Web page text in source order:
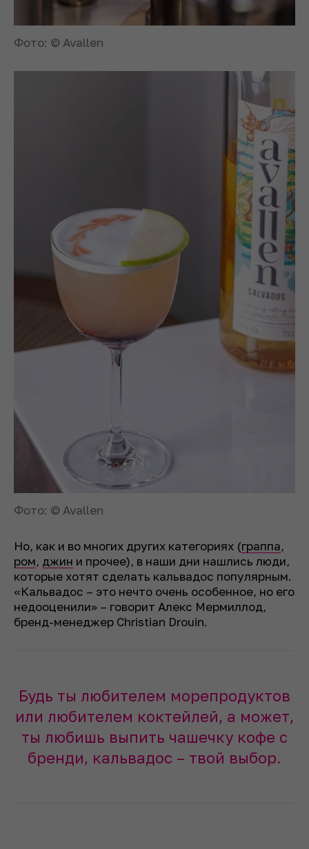
Фото: © Avallen
Фото: © Avallen
Но, как и во многих других категориях (граппа,
ром, джин и прочее), в наши дни нашлись люди,
которые хотят сделать кальвадос популярным.
«Кальвадос – это нечто очень особенное, но его
недооценили» – говорит Алекс Мермиллод,
бренд-менеджер Christian Drouin.
Будь ты любителем морепродуктов
или любителем коктейлей, а может,
ты любишь выпить чашечку кофе с
бренди, кальвадос – твой выбор.